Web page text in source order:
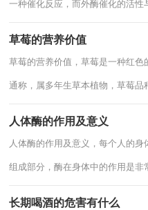
一种催化反应，而外酶催化的活
草莓的营养价值
草莓的营养价值，草莓是一种红
通称，属多年生草本植物，草莓
人体酶的作用及意义
人体酶的作用及意义，每个人的
组成部分，酶在身体中的作用是
长期喝酒的危害有什么